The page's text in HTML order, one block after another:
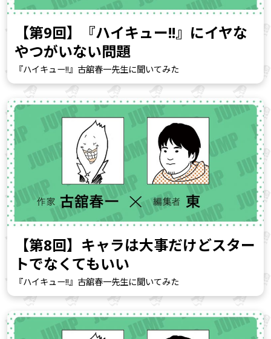
【第9回】『ハイキュー!!』にイヤな
やつがいない問題
『ハイキュー!!』古舘春一先生に聞いてみた
【第8回】キャラは大事だけどスター
トでなくてもいい
『ハイキュー!!』古舘春一先生に聞いてみた